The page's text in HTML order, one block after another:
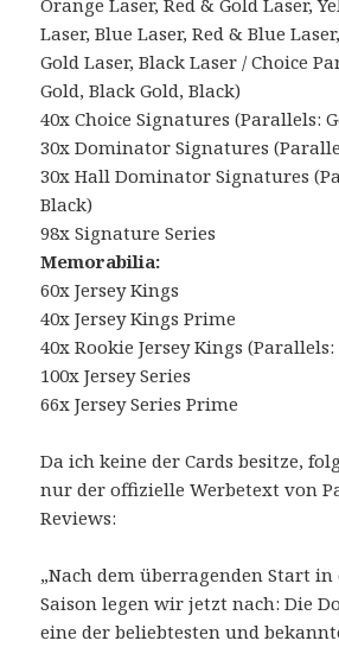
Orange Laser, Red & Gold Laser,
Laser, Blue Laser, Red & Blue
Gold Laser, Black Laser / Choice
Gold, Black Gold, Black)
40x Choice Signatures (Parallels:
30x Dominator Signatures
30x Hall Dominator Signatures
Black)
98x Signature Series
Memorabilia:
60x Jersey Kings
40x Jersey Kings Prime
40x Rookie Jersey Kings
100x Jersey Series
66x Jersey Series Prime
Da ich keine der Cards besitze,
nur der offizielle Werbetext von
Reviews:
„Nach dem überragenden Start in
Saison legen wir jetzt nach: Die
eine der beliebtesten und